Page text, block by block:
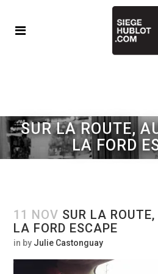
SUR LA ROUTE,
LA FORD
11 NOV SUR LA
LA FORD ESCAPE
in by Julie Castonguay